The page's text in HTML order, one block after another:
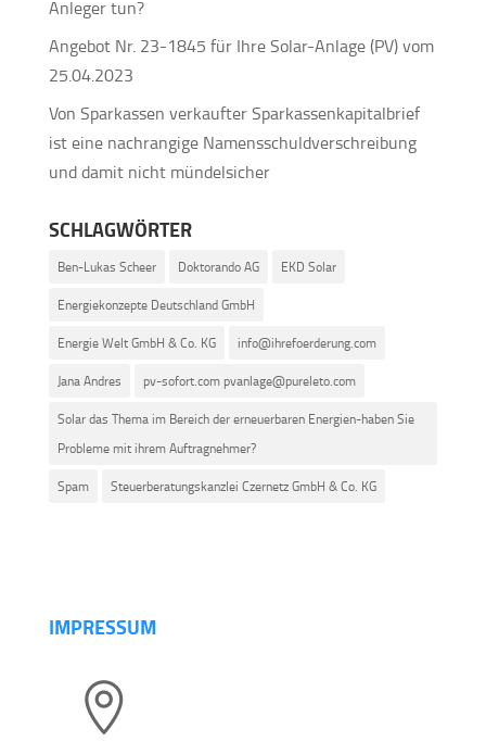
Anleger tun?
Angebot Nr. 23-1845 für Ihre Solar-Anlage (PV) vom
25.04.2023
Von Sparkassen verkaufter Sparkassenkapitalbrief
ist eine nachrangige Namensschuldverschreibung
und damit nicht mündelsicher
SCHLAGWÖRTER
Ben-Lukas Scheer Doktorando AG EKD Solar
Energiekonzepte Deutschland GmbH
Energie Welt GmbH & Co. KG info@ihrefoerderung.com
Jana Andres pv-sofort.com pvanlage@pureleto.com
Solar das Thema im Bereich der erneuerbaren Energien-haben Sie
Probleme mit ihrem Auftragnehmer?
Spam Steuerberatungskanzlei Czernetz GmbH & Co. KG
IMPRESSUM
